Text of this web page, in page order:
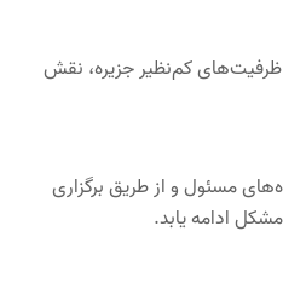
ظرفیت‌های کم‌نظیر جزیره، نقش
مسئول و از طریق برگزاری
ادامه یابد.